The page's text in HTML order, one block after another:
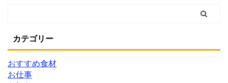
カテゴリー
おすすめ食材
お仕事